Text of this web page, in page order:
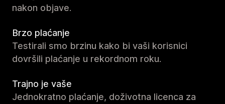
nakon objave.
Brzo plaćanje
Testirali smo brzinu kako bi vaši korisnici
dovršili plaćanje u rekordnom roku.
Trajno je vaše
Jednokratno plaćanje, doživotna licenca za